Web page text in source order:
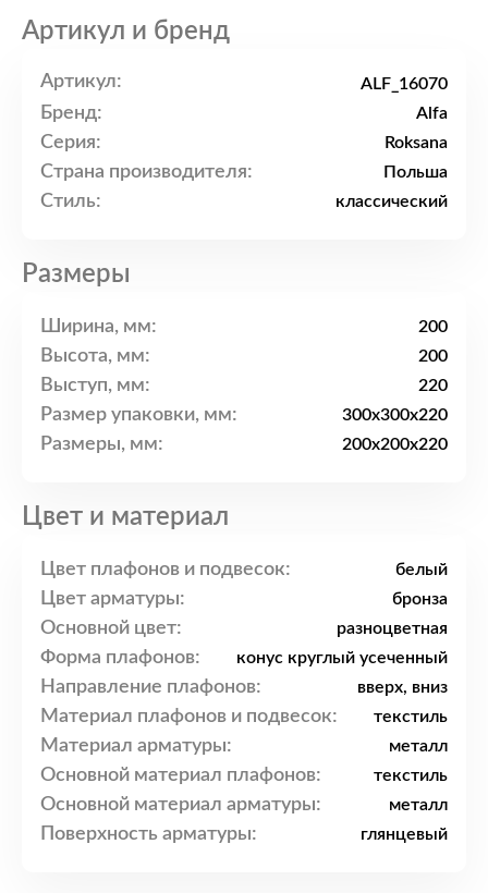
Артикул и бренд
Артикул: ALF_16070
Бренд: Alfa
Серия: Roksana
Страна производителя: Польша
Стиль: классический
Размеры
Ширина, мм: 200
Высота, мм: 200
Выступ, мм: 220
Размер упаковки, мм: 300x300x220
Размеры, мм: 200x200x220
Цвет и материал
Цвет плафонов и подвесок: белый
Цвет арматуры: бронза
Основной цвет: разноцветная
Форма плафонов: конус круглый усеченный
Направление плафонов: вверх, вниз
Материал плафонов и подвесок: текстиль
Материал арматуры: металл
Основной материал плафонов: текстиль
Основной материал арматуры: металл
Поверхность арматуры: глянцевый